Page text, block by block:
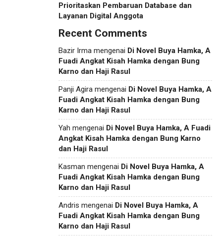
Prioritaskan Pembaruan Database dan
Layanan Digital Anggota
Recent Comments
Bazir Irma mengenai Di Novel Buya Hamka, A
Fuadi Angkat Kisah Hamka dengan Bung
Karno dan Haji Rasul
Panji Agira mengenai Di Novel Buya Hamka, A
Fuadi Angkat Kisah Hamka dengan Bung
Karno dan Haji Rasul
Yah mengenai Di Novel Buya Hamka, A Fuadi
Angkat Kisah Hamka dengan Bung Karno
dan Haji Rasul
Kasman mengenai Di Novel Buya Hamka, A
Fuadi Angkat Kisah Hamka dengan Bung
Karno dan Haji Rasul
Andris mengenai Di Novel Buya Hamka, A
Fuadi Angkat Kisah Hamka dengan Bung
Karno dan Haji Rasul